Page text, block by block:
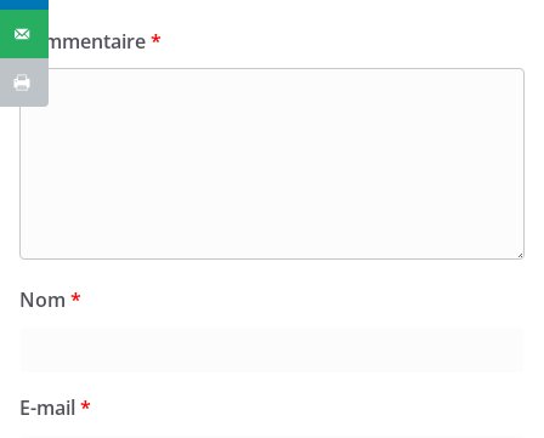
Commentaire*
Nom *
E-mail*